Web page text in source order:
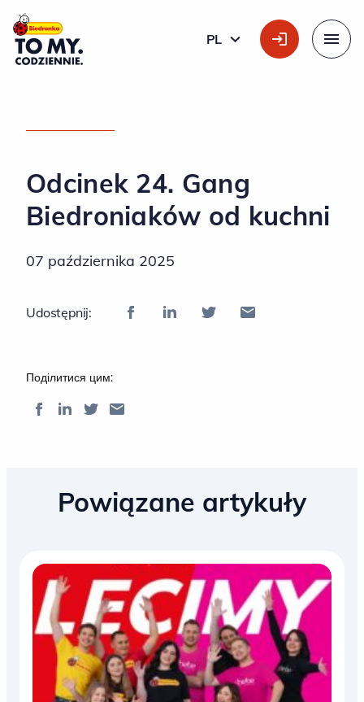
Główne logo
PL
POLSKI
Odcinek 24. Gang
Biedroniaków od kuchni
07 października 2025
Udostępnij:
Поділитися цим:
Powiązane artykuły